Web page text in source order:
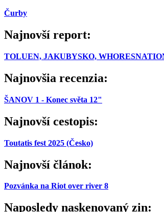
Čurby
Najnovší report:
TOLUEN, JAKUBYSKO,
Najnovšia recenzia:
ŠANOV 1 - Konec světa 12"
Najnovší cestopis:
Toutatis fest 2025 (Česko)
Najnovší článok:
Pozvánka na Riot over river 8
Naposledy naskenovaný zin: